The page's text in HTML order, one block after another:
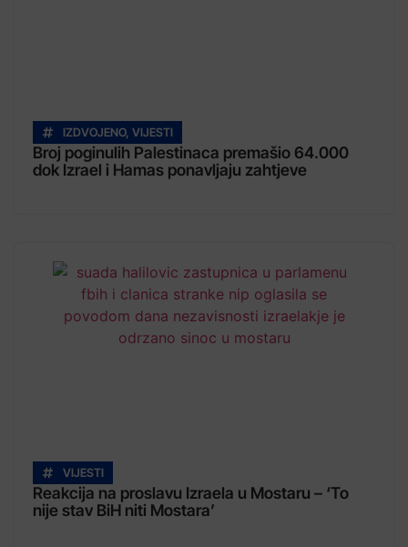
IZDVOJENO, VIJESTI
Broj poginulih Palestinaca premašio 64.000
dok Izrael i Hamas ponavljaju zahtjeve
VIJESTI
Reakcija na proslavu Izraela u Mostaru – ‘To
nije stav BiH niti Mostara’